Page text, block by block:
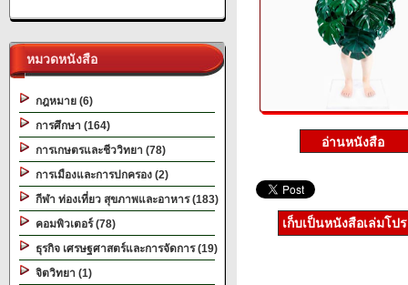
หมวดหนังสือ
กฎหมาย (6)
การศึกษา (164)
การเกษตรและชีววิทยา (78)
การเมืองและการปกครอง (2)
กีฬา ท่องเที่ยว สุขภาพและอาหาร (183)
คอมพิวเตอร์ (78)
ธุรกิจ เศรษฐศาสตร์และการจัดการ (19)
จิตวิทยา (1)
เก็บเป็นหนังสือเล่มโป